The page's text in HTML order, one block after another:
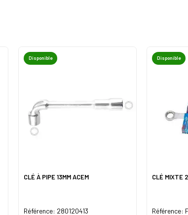
Disponible
CLÉ À PIPE 13MM ACEM
Référence: 280120413
Disponible
CLÉ MIXTE
Référence: